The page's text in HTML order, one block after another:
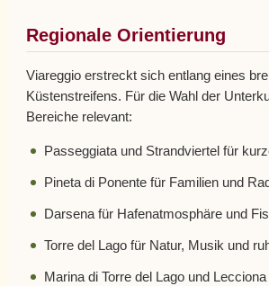
Regionale Orientierung
Viareggio erstreckt sich entlang eines
Küstenstreifens. Für die Wahl der
Bereiche relevant:
Passeggiata und Strandviertel für
Pineta di Ponente für Familien und
Darsena für Hafenatmosphäre und
Torre del Lago für Natur, Musik und
Marina di Torre del Lago und